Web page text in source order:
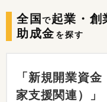
全国で起業・創
助成金を探す
「新規開業資
家支援関連）」